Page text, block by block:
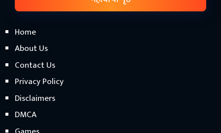
Home
About Us
Contact Us
Privacy Policy
Disclaimers
DMCA